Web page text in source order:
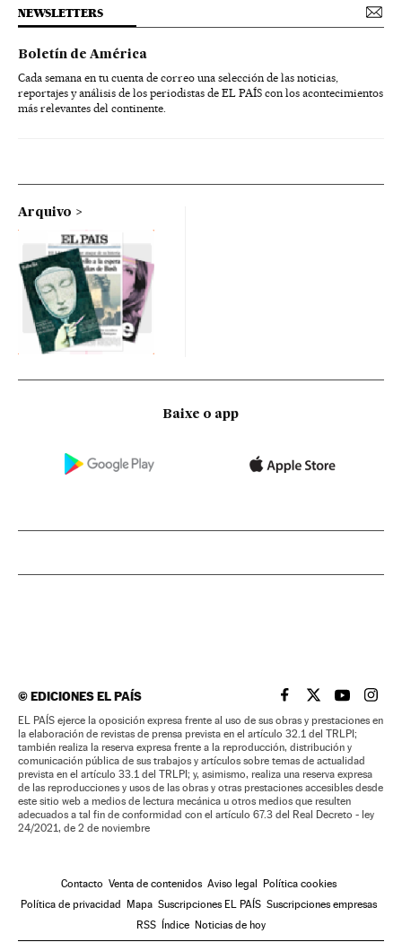
NEWSLETTERS
Boletín de América
Cada semana en tu cuenta de correo una selección de las noticias,
reportajes y análisis de los periodistas de EL PAÍS con los acontecimientos
más relevantes del continente.
Arquivo
Baixe o app
©EDICIONES EL PAÍS EL PAÍS BRASIL EN
EL PAÍSEL PAÍS
EL
EL PAÍS ejerce la oposición expresa frente al uso de sus obras y prestaciones en
la elaboración de revistas de prensa prevista en el artículo 32.1 del TRLPI;
también realiza la reserva expresa frente a la reproducción, distribución y
comunicación pública de sus trabajos y artículos sobre temas de actualidad
prevista en el artículo 33.1 del TRLPI; y, asimismo, realiza una reserva expresa
de las reproducciones y usos de las obras y otras prestaciones accesibles desde
este sitio web a medios de lectura mecánica u otros medios que resulten
adecuados a tal fin de conformidad con el artículo 67.3 del Real Decreto - ley
24/2021, de 2 de noviembre
Contacto Venta de contenidos Aviso legal Política cookies
Política de privacidad Mapa Suscripciones EL PAÍS Suscripciones empresas
RSS Índice Noticias de hoy